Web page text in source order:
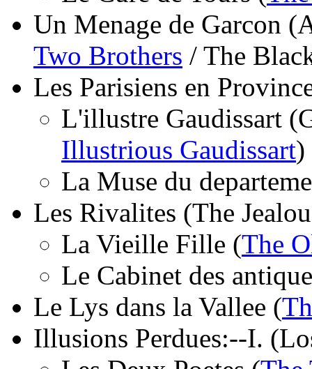
Un Menage de Garcon
Two Brothers / The
Les Parisiens en
L'illustre Gaudissart
Illustrious Gaudissart)
La Muse du
Les Rivalites (The
La Vieille Fille (The
Le Cabinet des
Le Lys dans la Vallee (
Illusions Perdues:--I.